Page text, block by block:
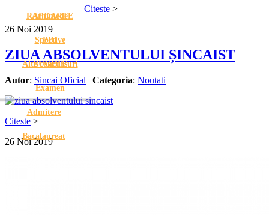
Arhimede
Sportive
Alte concursuri
Examen
Admitere
Bacalaureat
RAPOARTE
PDI
BUGETE
Citeste >
26 Noi 2019
ZIUA ABSOLVENTULUI ȘINCAIST
Autor: Sincai Oficial | Categoria: Noutati
Citeste >
26 Noi 2019